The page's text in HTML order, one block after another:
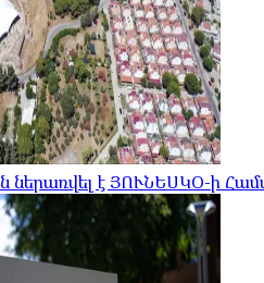
է ՅՈՒՆԵՍԿՕ-ի